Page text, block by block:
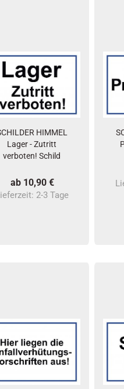
HIMMEL
Lager - Zutritt
verboten! Schild
ab 10,90 €
2-3 Tage